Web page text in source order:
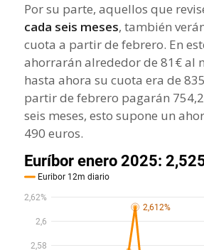
Por su parte, aquellos que
cada seis meses, también
cuota a partir de febrero. En
ahorrarán alrededor de 81€ al
hasta ahora su cuota era de
partir de febrero pagarán
seis meses, esto supone un
490 euros.